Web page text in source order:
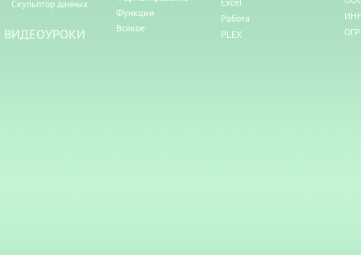
Скульптор данных
ВИДЕОУРОКИ
Функции
Всякое
Работа
PLEX